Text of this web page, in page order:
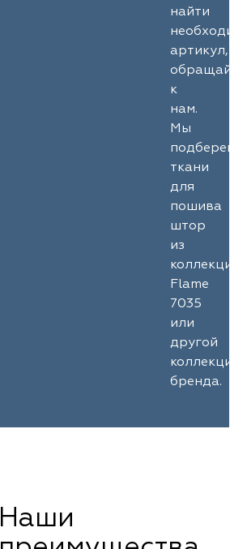
найти
артикул,
к
нам.
Мы
подберем
ткани
для
пошива
штор
из
Flame
7035
или
другой
коллекции
бренда.
Наши